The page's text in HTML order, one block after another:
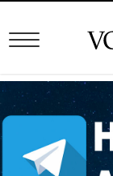
фото